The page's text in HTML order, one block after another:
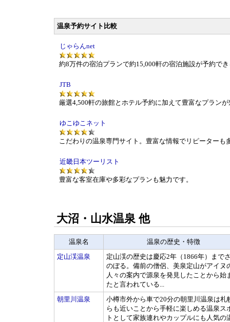
温泉予約サイト比較
じゃらんnet
約8万件の宿泊プランで約15,000軒の宿泊施設が予約で
JTB
厳選4,500軒の旅館とホテル予約に加えて豊富なプラン
ゆこゆこネット
こだわりの温泉専門サイト。豊富な情報でリピーターも
近畿日本ツーリスト
豊富な客室在庫や多彩なプランも魅力です。
大沼・山水温泉 他
温泉名
温泉の歴史・特徴
定山渓温泉
定山渓の歴史は慶応2年（1866年）まで
のぼる。備前の僧侶、美泉定山がアイヌ
人々の案内で源泉を発見したことから始
たと言われている...
朝里川温泉
小樽市外から車で20分の朝里川温泉は札
らも近いことから手軽に楽しめる温泉ス
トとして家族連れやカップルにも人気の